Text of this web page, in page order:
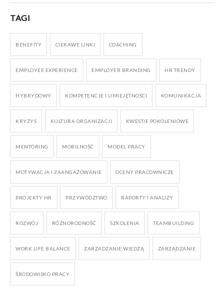
TAGI
BENEFITY CIEKAWE LINKI COACHING
EMPLOYEE EXPERIENCE EMPLOYER BRANDING HR TRENDY
HYBRYDOWY KOMPETENCJE I UMIEJĘTNOŚCI KOMUNIKACJA
KRYZYS KULTURA ORGANIZACJI KWESTIE POKOLENIOWE
MENTORING MOBILNOŚĆ MODEL PRACY
MOTYWACJA I ZAANGAŻOWANIE OCENY PRACOWNICZE
PROJEKTY HR PRZYWÓDZTWO RAPORTY I ANALIZY
ROZWÓJ RÓŻNORODNOŚĆ SZKOLENIA TEAMBUILDING
WORK LIFE BALANCE ZARZADZANIE WIEDZĄ ZARZĄDZANIE
ŚRODOWISKO PRACY